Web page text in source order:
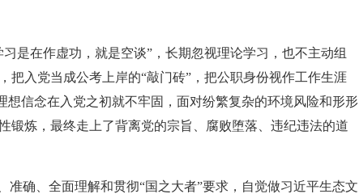
在作虚功，就是空谈”，长期忽视理论学习，也不主动组
入党当成公考上岸的“敲门砖”，把公职身份视作工作生涯
想信念在入党之初就不牢固，面对纷繁复杂的环境风险和形形
锻炼，最终走上了背离党的宗旨、腐败堕落、违纪违法的道
确、全面理解和贯彻“国之大者”要求，自觉做习近平生态文